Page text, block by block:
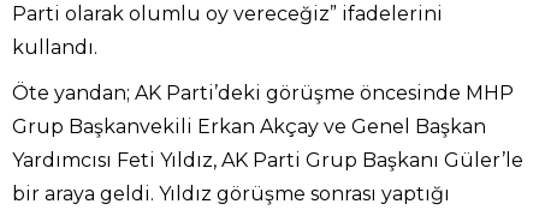
Parti olarak olumlu oy vereceğiz” ifadelerini
kullandı.
Öte yandan; AK Parti’deki görüşme öncesinde MHP
Grup Başkanvekili Erkan Akçay ve Genel Başkan
Yardımcısı Feti Yıldız, AK Parti Grup Başkanı Güler’le
bir araya geldi. Yıldız görüşme sonrası yaptığı